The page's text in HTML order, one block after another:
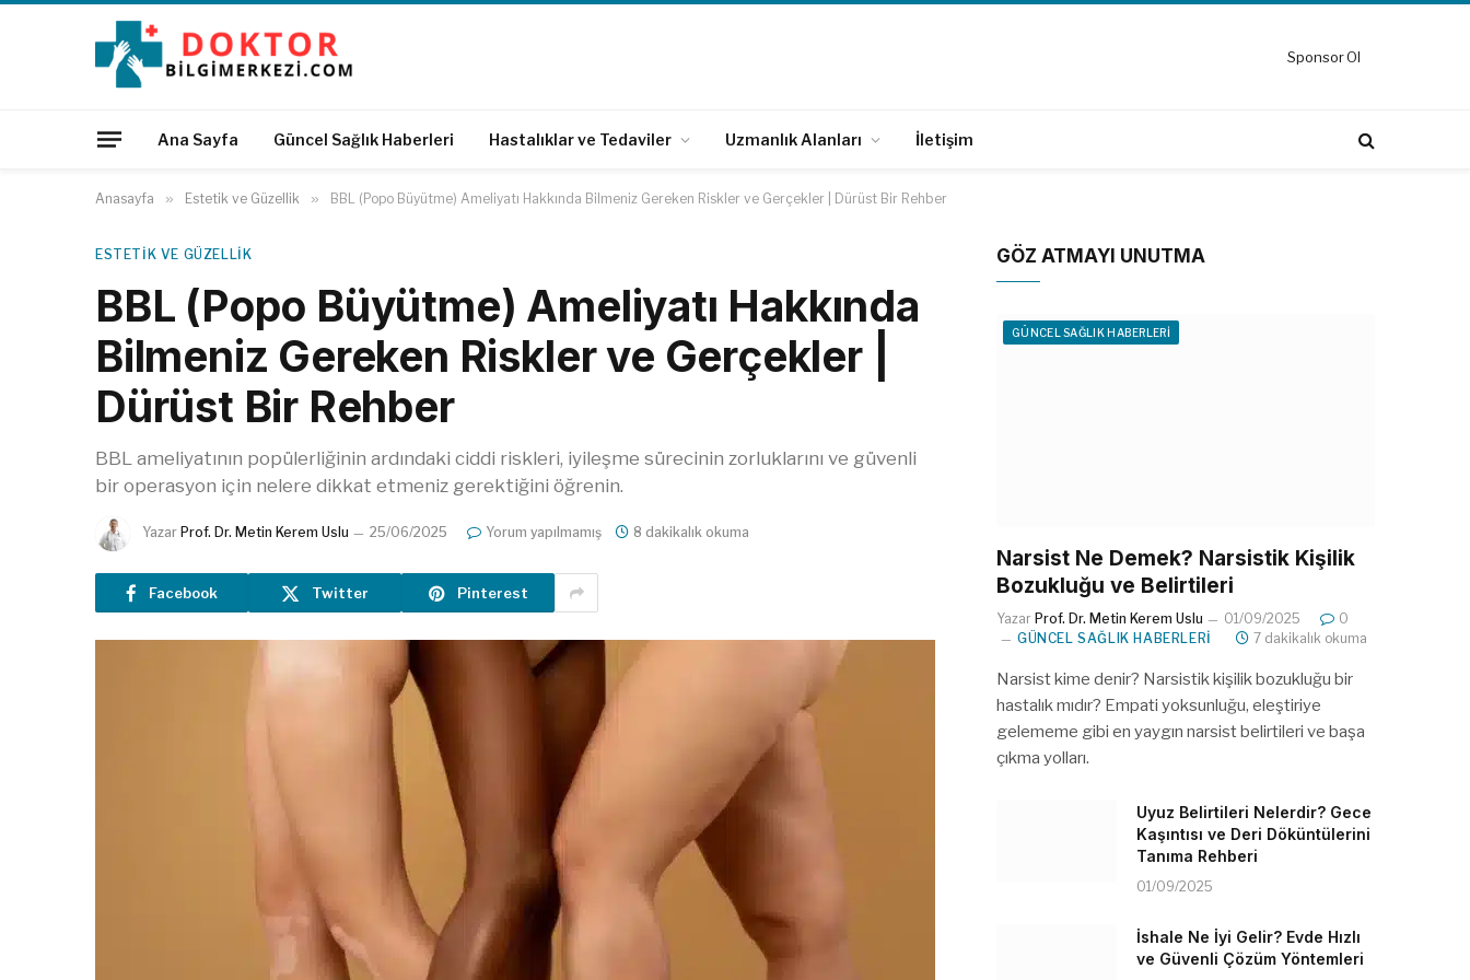
Sponsor Ol
Ana Sayfa Güncel Sağlık Haberleri Hastalıklar ve Tedaviler Uzmanlık Alanları İletişim
Anasayfa » Estetik ve Güzellik » BBL (Popo Büyütme) Ameliyatı Hakkında Bilmeniz Gereken Riskler ve Gerçekler | Dürüst Bir Rehber
ESTETIK VE GÜZELLIK
BBL (Popo Büyütme) Ameliyatı Hakkında
Bilmeniz Gereken Riskler ve Gerçekler |
Dürüst Bir Rehber
BBL ameliyatının popülerliğinin ardındaki ciddi riskleri, iyileşme sürecinin zorluklarını ve güvenli
bir operasyon için nelere dikkat etmeniz gerektiğini öğrenin.
Yazar Prof. Dr. Metin Kerem Uslu 25/06/2025 Yorum yapılmamış 8 dakikalık okuma
Facebook Twitter Pinterest
GÖZ ATMAYI UNUTMA
GÜNCEL SAĞLIK HABERLERI
Narsist Ne Demek? Narsistik Kişilik
Bozukluğu ve Belirtileri
Yazar Prof. Dr. Metin Kerem Uslu 01/09/2025
0
GÜNCEL SAĞLIK HABERLERI
7 dakikalık okuma
Narsist kime denir? Narsistik kişilik bozukluğu bir
hastalık mıdır? Empati yoksunluğu, eleştiriye
gelememe gibi en yaygın narsist belirtileri ve başa
çıkma yolları.
Uyuz Belirtileri Nelerdir? Gece
Kaşıntısı ve Deri Döküntülerini
Tanıma Rehberi
01/09/2025
İshale Ne İyi Gelir? Evde Hızlı
ve Güvenli Çözüm Yöntemleri